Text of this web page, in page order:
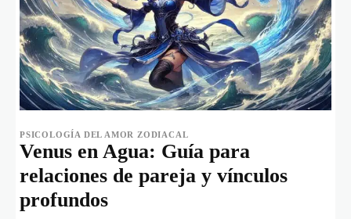
PSICOLOGÍA DEL AMOR ZODIACAL
Venus en Agua: Guía para
relaciones de pareja y vínculos
profundos